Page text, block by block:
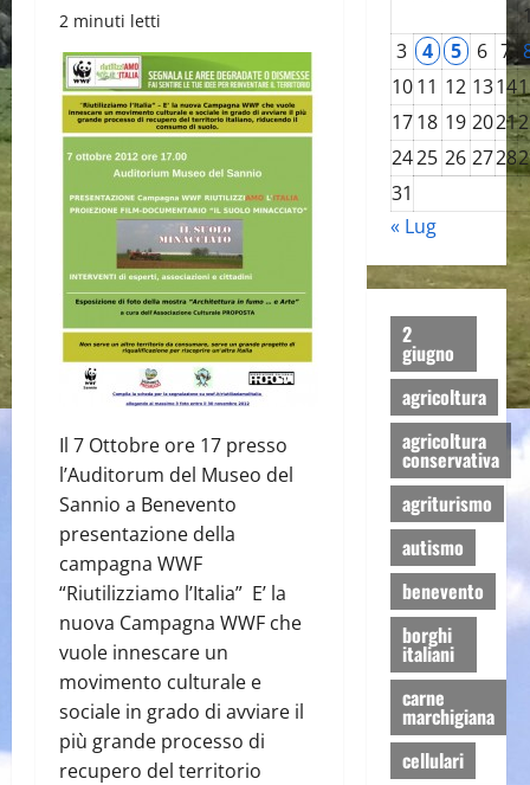
2 minuti letti
Il 7 Ottobre ore 17 presso
l’Auditorum del Museo del
Sannio a Benevento
presentazione della
campagna WWF
“Riutilizziamo l’Italia” E’ la
nuova Campagna WWF che
vuole innescare un
movimento culturale e
sociale in grado di avviare il
più grande processo di
recupero del territorio
3 4 5 6 7
10 11 12 1314
17 18 19 2021
2425 26 2728
31
« Lug
2
giugno
agricoltura
agricoltura
conservativa
agriturismo
autismo
benevento
borghi
italiani
carne
marchigiana
cellulari